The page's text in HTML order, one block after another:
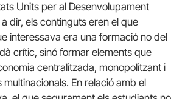
Units per al Desenvolupament
dir, els continguts eren el que
interessava era una formació no del
crític, sinó formar elements que
centralitzada, monopolitzant i
En relació amb el